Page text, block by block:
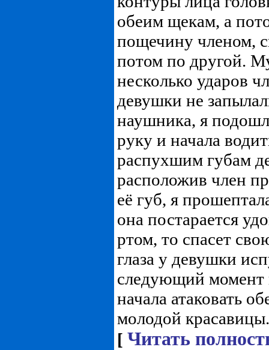
обеим щекам, а
пощечину членом,
потом по другой.
несколько ударов
девушки не
наушника, я
руку и начала
распухшим губам
расположив член
её губ, я
она постарается
ртом, то спасет
глаза у девушки
следующий момент
начала атаковать
молодой
[ Читать